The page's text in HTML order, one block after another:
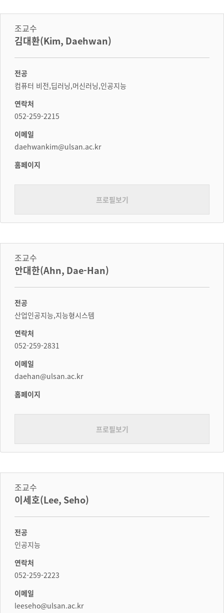
조교수
김대환(Kim, Daehwan)
전공
컴퓨터 비전,딥러닝,머신러닝,인공지능
연락처
052-259-2215
이메일
daehwankim@ulsan.ac.kr
홈페이지
프로필보기
조교수
안대한(Ahn, Dae-Han)
전공
산업인공지능,지능형시스템
연락처
052-259-2831
이메일
daehan@ulsan.ac.kr
홈페이지
프로필보기
조교수
이세호(Lee, Seho)
전공
인공지능
연락처
052-259-2223
이메일
leeseho@ulsan.ac.kr